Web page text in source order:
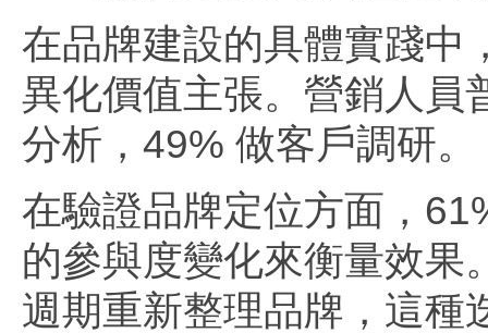
在品牌建設的具體實踐中
異化價值主張。營銷人
分析，49% 做客戶調研。
在驗證品牌定位方面，
的參與度變化來衡量效果
週期重新整理品牌，這種